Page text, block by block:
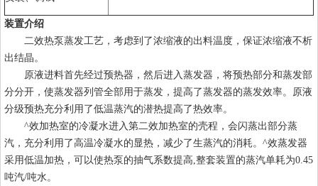
装置介绍
二效热泵蒸发工艺，考虑到了浓缩液的出料温度，保证浓缩液不析
出结晶。
原液进料首先经过预热器，然后进入蒸发器，将预热部分和蒸发部
分分开，使蒸发器列管全部用于蒸发，提高了蒸发器的蒸发效率。原液
分级预热充分利用了低温蒸汽的潜热提高了热效率。
^效加热室的冷凝水进入第二效加热室的壳程，会闪蒸出部分蒸
汽，充分利用了高温冷凝水的显热，减少了生蒸汽的消耗。^效蒸发器
采用低温加热，可以使热泵的抽气系数提高,整套装置的蒸汽单耗为0.45
吨汽/吨水。